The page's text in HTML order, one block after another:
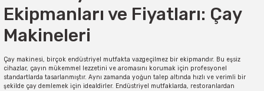
Ekipmanları ve Fiyatları: Çay
Makineleri
Çay makinesi, birçok endüstriyel mutfakta vazgeçilmez bir ekipmandır. Bu eşsiz
cihazlar, çayın mükemmel lezzetini ve aromasını korumak için profesyonel
standartlarda tasarlanmıştır. Aynı zamanda yoğun talep altında hızlı ve verimli bir
şekilde çay demlemek için idealdirler. Endüstriyel mutfaklarda, restoranlardan